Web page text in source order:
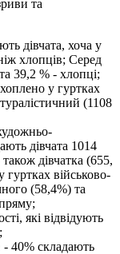
та
дівчата, хоча у
хлопців; Серед
39,2 % - хлопці;
у гуртках
(1108
дівчата 1014
дівчатка (655,
гуртках військово-
(58,4%) та
які відвідують
- 40% складають